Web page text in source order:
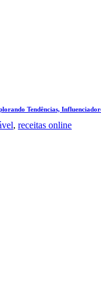
Tendências,
, receitas online